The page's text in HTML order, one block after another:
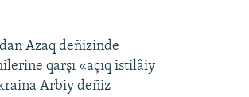
Azaq deñizinde
qarşı «açıq istilâiy
Arbiy deñiz